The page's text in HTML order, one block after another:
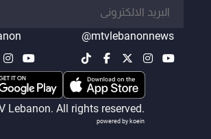
@mtvlebanonnews
Lebanon. All rights reserved.
powered by koein